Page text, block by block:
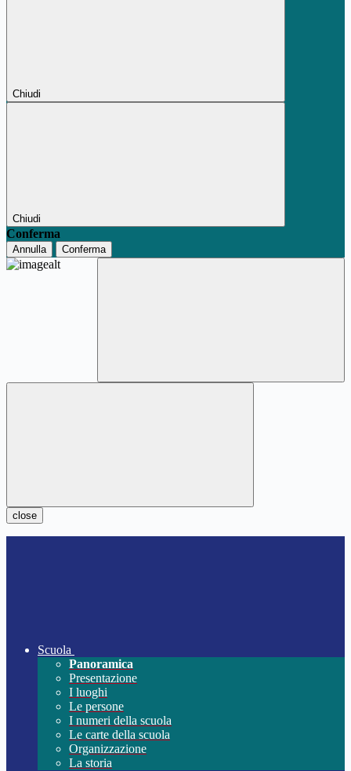
Chiudi
Chiudi
Conferma
Annulla Conferma
close
Scuola
Panoramica
Presentazione
I luoghi
Le persone
I numeri della scuola
Le carte della scuola
Organizzazione
La storia